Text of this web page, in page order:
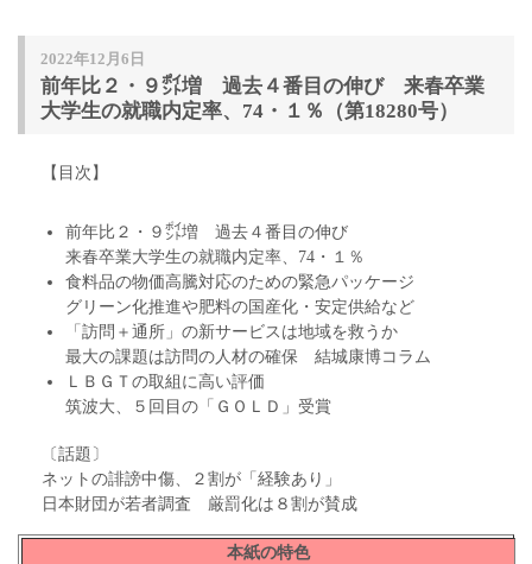
2022年12月6日
前年比２・９㌽増 過去４番目の伸び 来春卒業
大学生の就職内定率、74・１％（第18280号）
【目次】
前年比２・９㌽増 過去４番目の伸び
来春卒業大学生の就職内定率、74・１％
食料品の物価高騰対応のための緊急パッケージ
グリーン化推進や肥料の国産化・安定供給など
「訪問＋通所」の新サービスは地域を救うか
最大の課題は訪問の人材の確保 結城康博コラム
ＬＢＧＴの取組に高い評価
筑波大、５回目の「ＧＯＬＤ」受賞
〔話題〕
ネットの誹謗中傷、２割が「経験あり」
日本財団が若者調査 厳罰化は８割が賛成
本紙の特色